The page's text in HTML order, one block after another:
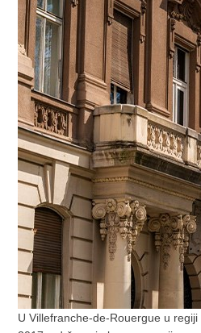
U Villefranche-de-Rouergue u